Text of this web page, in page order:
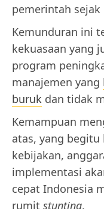
pemerintah sejak
Kemunduran ini
kekuasaan yang
program
manajemen yang
buruk dan tidak
Kemampuan
atas, yang
kebijakan,
implementasi
cepat Indonesia
rumit stunting.